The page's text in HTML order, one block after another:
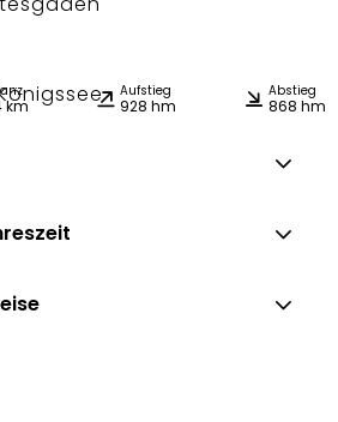
km
Aufstieg
928 hm
Abstieg
868 hm